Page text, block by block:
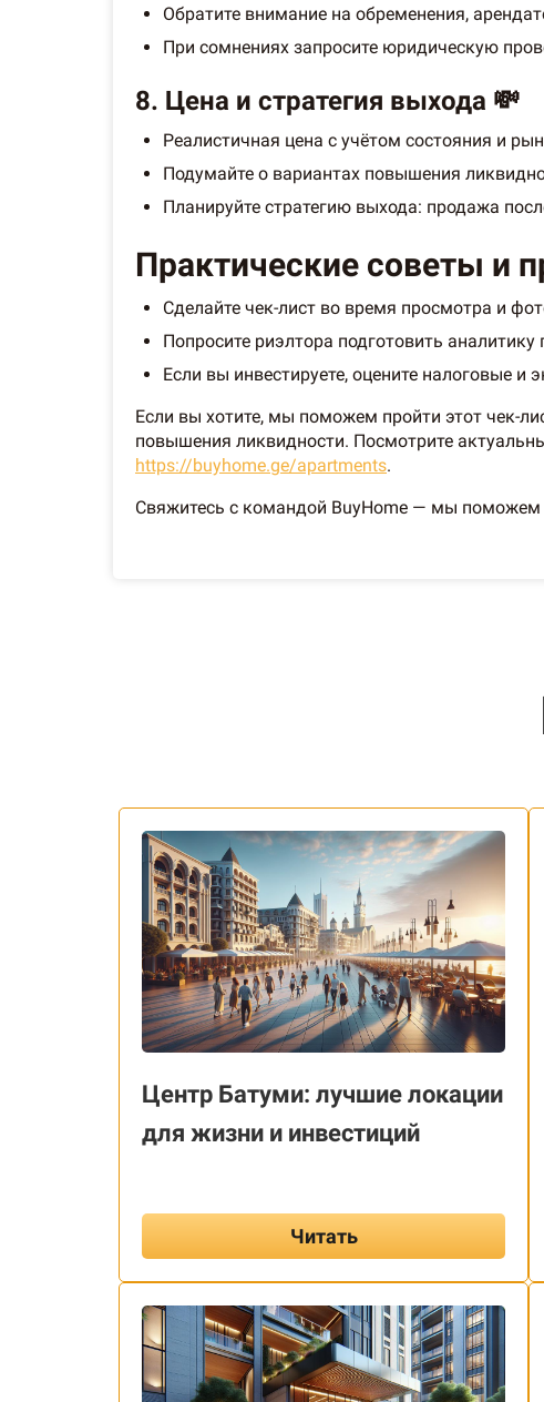
Обратите внимание на обременения,
При сомнениях запросите юридическую
8. Цена и стратегия выхода 💸
Реалистичная цена с учётом состояния и
Подумайте о вариантах повышения
Планируйте стратегию выхода: продажа
Практические советы и
Сделайте чек-лист во время просмотра и
Попросите риэлтора подготовить
Если вы инвестируете, оцените налоговые
Если вы хотите, мы поможем пройти этот чек-
повышения ликвидности. Посмотрите
https://buyhome.ge/apartments.
Свяжитесь с командой BuyHome — мы поможем
Центр Батуми: лучшие локации
для жизни и инвестиций
Читать